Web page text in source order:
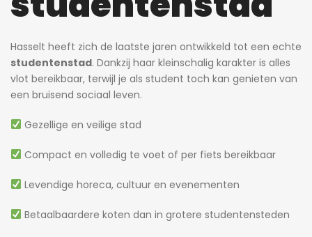
Hasselt heeft zich de laatste jaren ontwikkeld tot een echte
studentenstad. Dankzij haar kleinschalig karakter is alles
vlot bereikbaar, terwijl je als student toch kan genieten van
een bruisend sociaal leven.
Gezellige en veilige stad
Compact en volledig te voet of per fiets bereikbaar
Levendige horeca, cultuur en evenementen
Betaalbaardere koten dan in grotere studentensteden